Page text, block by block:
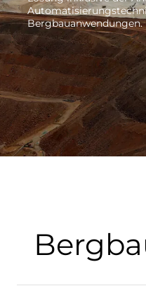
Bergbauanwendungen.